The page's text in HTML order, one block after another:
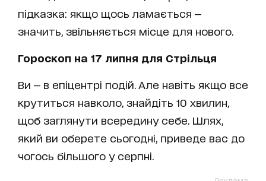
підказка: якщо щось ламається —
значить, звільняється місце для нового.
Гороскоп на 17 липня для Стрільця
Ви — в епіцентрі подій. Але навіть якщо все
крутиться навколо, знайдіть 10 хвилин,
щоб заглянути всередину себе. Шлях,
який ви оберете сьогодні, приведе вас до
чогось більшого у серпні.